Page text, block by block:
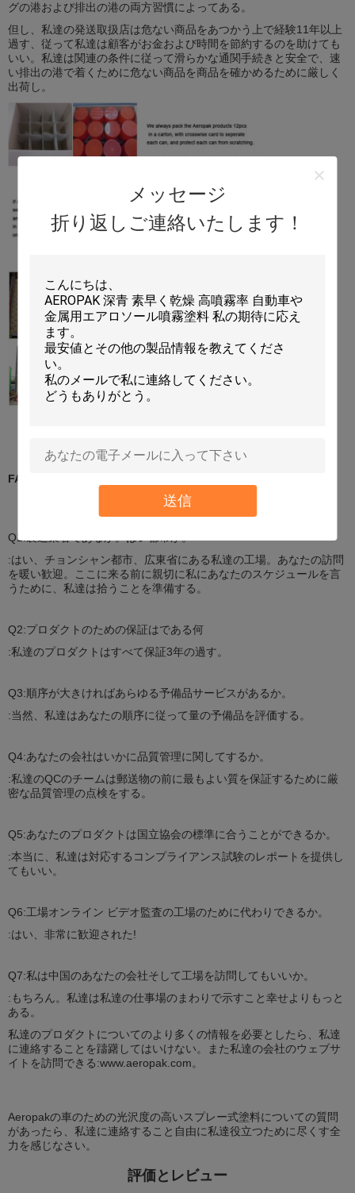
メッセージ
折り返しご連絡いたします！
送信
グの港および排出の港の両方習慣によってある。
但し、私達の発送取扱店は危ない商品をあつかう上で経験11年以上
過す、従って私達は顧客がお金および時間を節約するのを助けても
いい。私達は関連の条件に従って滑らかな通関手続きと安全で、速
い排出の港で着くために危ない商品を商品を確かめるために厳しく
出荷し。
FAQ
Q1:製造業者であるか。はい都市か。
:はい、チョンシャン都市、広東省にある私達の工場。あなたの訪問
を暖い歓迎。ここに来る前に親切に私にあなたのスケジュールを言
うために、私達は拾うことを準備する。
Q2:プロダクトのための保証はである何
:私達のプロダクトはすべて保証3年の過す。
Q3:順序が大きければあらゆる予備品サービスがあるか。
:当然、私達はあなたの順序に従って量の予備品を評価する。
Q4:あなたの会社はいかに品質管理に関してするか。
:私達のQCのチームは郵送物の前に最もよい質を保証するために厳
密な品質管理の点検をする。
Q5:あなたのプロダクトは国立協会の標準に合うことができるか。
:本当に、私達は対応するコンプライアンス試験のレポートを提供し
てもいい。
Q6:工場オンライン ビデオ監査の工場のために代わりできるか。
:はい、非常に歓迎された!
Q7:私は中国のあなたの会社そして工場を訪問してもいいか。
:もちろん。私達は私達の仕事場のまわりで示すこと幸せよりもっと
ある。
私達のプロダクトについてのより多くの情報を必要としたら、私達
に連絡することを躊躇してはいけない。また私達の会社のウェブサ
イトを訪問できる:www.aeropak.com。
Aeropakの車のための光沢度の高いスプレー式塗料についての質問
があったら、私達に連絡すること自由に私達役立つために尽くす全
力を感じなさい。
評価とレビュー